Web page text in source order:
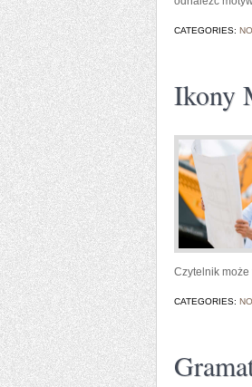
CATEGORIES:
Ikony
Czytelnik może
CATEGORIES: